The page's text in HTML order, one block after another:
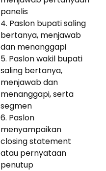
panelis
4. Paslon bupati saling
bertanya, menjawab
dan menanggapi
5. Paslon wakil bupati
saling bertanya,
menjawab dan
menanggapi, serta
segmen
6. Paslon
menyampaikan
closing statement
atau pernyataan
penutup